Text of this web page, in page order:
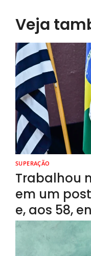
Veja
SUPERAÇÃO
Trabalhou
em um
e, aos 58,